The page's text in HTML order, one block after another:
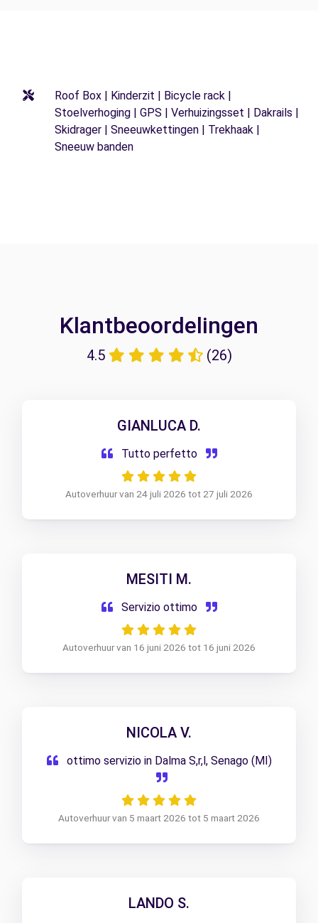
Roof Box | Kinderzit | Bicycle rack |
Stoelverhoging | GPS | Verhuizingsset | Dakrails |
Skidrager | Sneeuwkettingen | Trekhaak |
Sneeuw banden
Klantbeoordelingen
4.5 (26)
GIANLUCA D.
Tutto perfetto
Autoverhuur van 24 juli 2026 tot 27 juli 2026
MESITI M.
Servizio ottimo
Autoverhuur van 16 juni 2026 tot 16 juni 2026
NICOLA V.
ottimo servizio in Dalma S,r,l, Senago (MI)
Autoverhuur van 5 maart 2026 tot 5 maart 2026
LANDO S.